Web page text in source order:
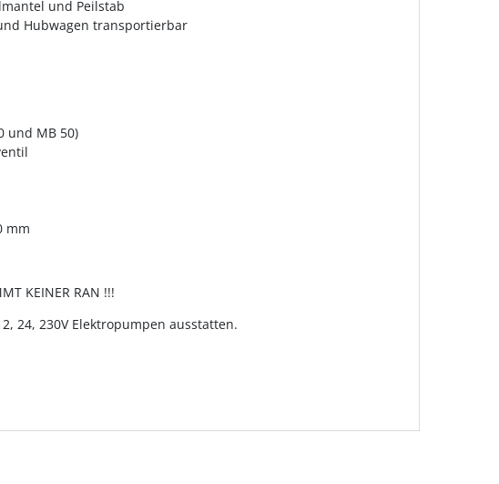
und Peilstab
Hubwagen transportierbar
und MB 50)
mm
KEINER RAN !!!
24, 230V Elektropumpen ausstatten.